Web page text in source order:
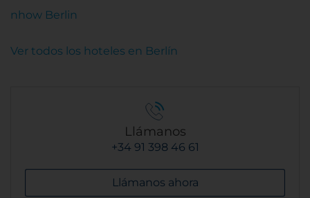
nhow Berlin
Ver todos los hoteles en Berlín
Llámanos
+34 91 398 46 61
Llámanos ahora